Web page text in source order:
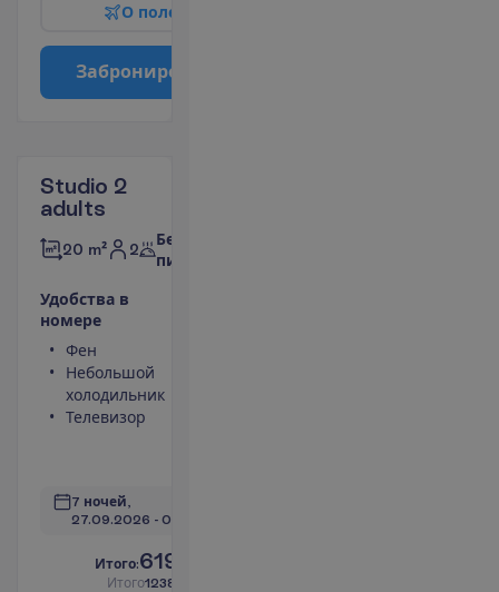
О поле
Заброниро
Studio 2
adults
20 m² 2
Без
питания
Удобства в
номере
Фен
Небольшой
холодильник
Телевизор
7 ночей,
27.09.2026 - 04.10.2026
Итого:619.00
Итого1238.00